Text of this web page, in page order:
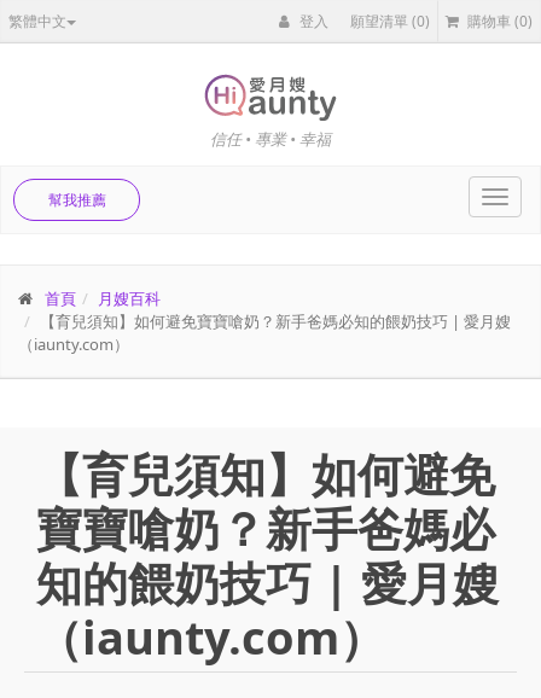
繁體中文 登入 願望清單(0) 購物車 (0)
信任 • 專業 • 幸福
幫我推薦
首頁
月嫂百科
【育兒須知】如何避免寶寶嗆奶？新手爸媽必知的餵奶技巧 | 愛月嫂
（iaunty.com）
【育兒須知】如何避免
寶寶嗆奶？新手爸媽必
知的餵奶技巧 | 愛月嫂
（iaunty.com）